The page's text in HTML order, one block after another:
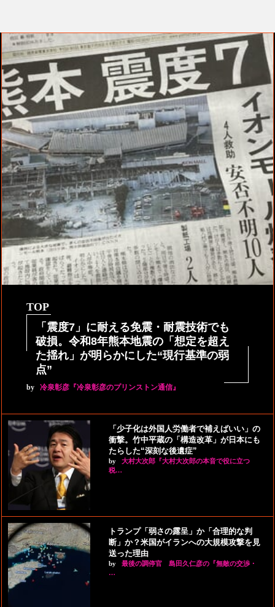
TOP
「震度7」に耐える免震・耐震技術でも
破損。令和8年熊本地震の「想定を超え
た揺れ」が明らかにした“現行基準の弱
点”
by 冷泉彰彦『冷泉彰彦のプリンストン通信』
「少子化は外国人労働者で補えばいい」の
衝撃。竹中平蔵の「構造改革」が日本にも
たらした“深刻な後遺症”
by
大村大次郎『大村大次郎の本音で役に立つ
税…
トランプ「弱さの露呈」か「合理的な判
断」か？米国がイランへの大規模攻撃を見
送った理由
by
最後の調停官 島田久仁彦の『無敵の交渉・
…